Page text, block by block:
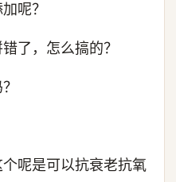
呢？
了，怎么搞的？
呢是可以抗衰老抗氧